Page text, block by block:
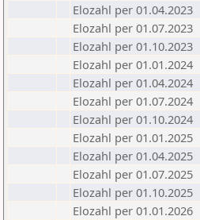
Elozahl per 01.04.2023
Elozahl per 01.07.2023
Elozahl per 01.10.2023
Elozahl per 01.01.2024
Elozahl per 01.04.2024
Elozahl per 01.07.2024
Elozahl per 01.10.2024
Elozahl per 01.01.2025
Elozahl per 01.04.2025
Elozahl per 01.07.2025
Elozahl per 01.10.2025
Elozahl per 01.01.2026